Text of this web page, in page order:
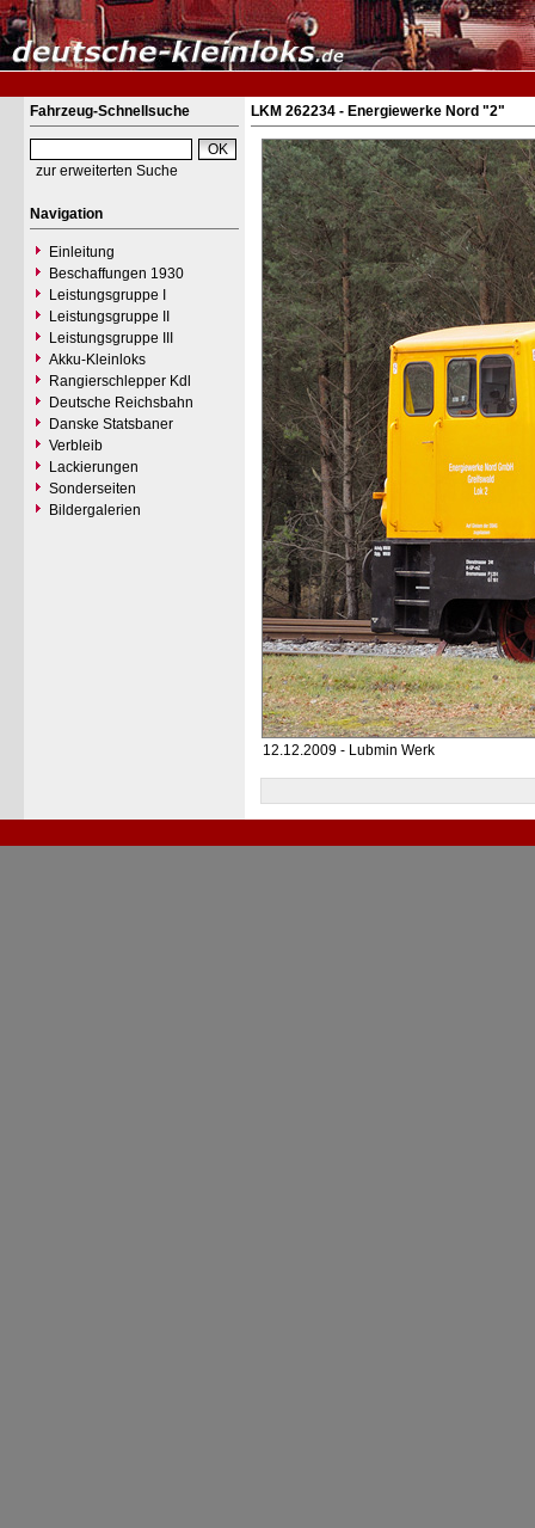
Fahrzeug-Schnellsuche
zur erweiterten Suche
Navigation
Einleitung
Beschaffungen 1930
Leistungsgruppe I
Leistungsgruppe II
Leistungsgruppe III
Akku-Kleinloks
Rangierschlepper Kdl
Deutsche Reichsbahn
Danske Statsbaner
Verbleib
Lackierungen
Sonderseiten
Bildergalerien
LKM 262234 - Energiewerke Nord "2"
12.12.2009 - Lubmin Werk